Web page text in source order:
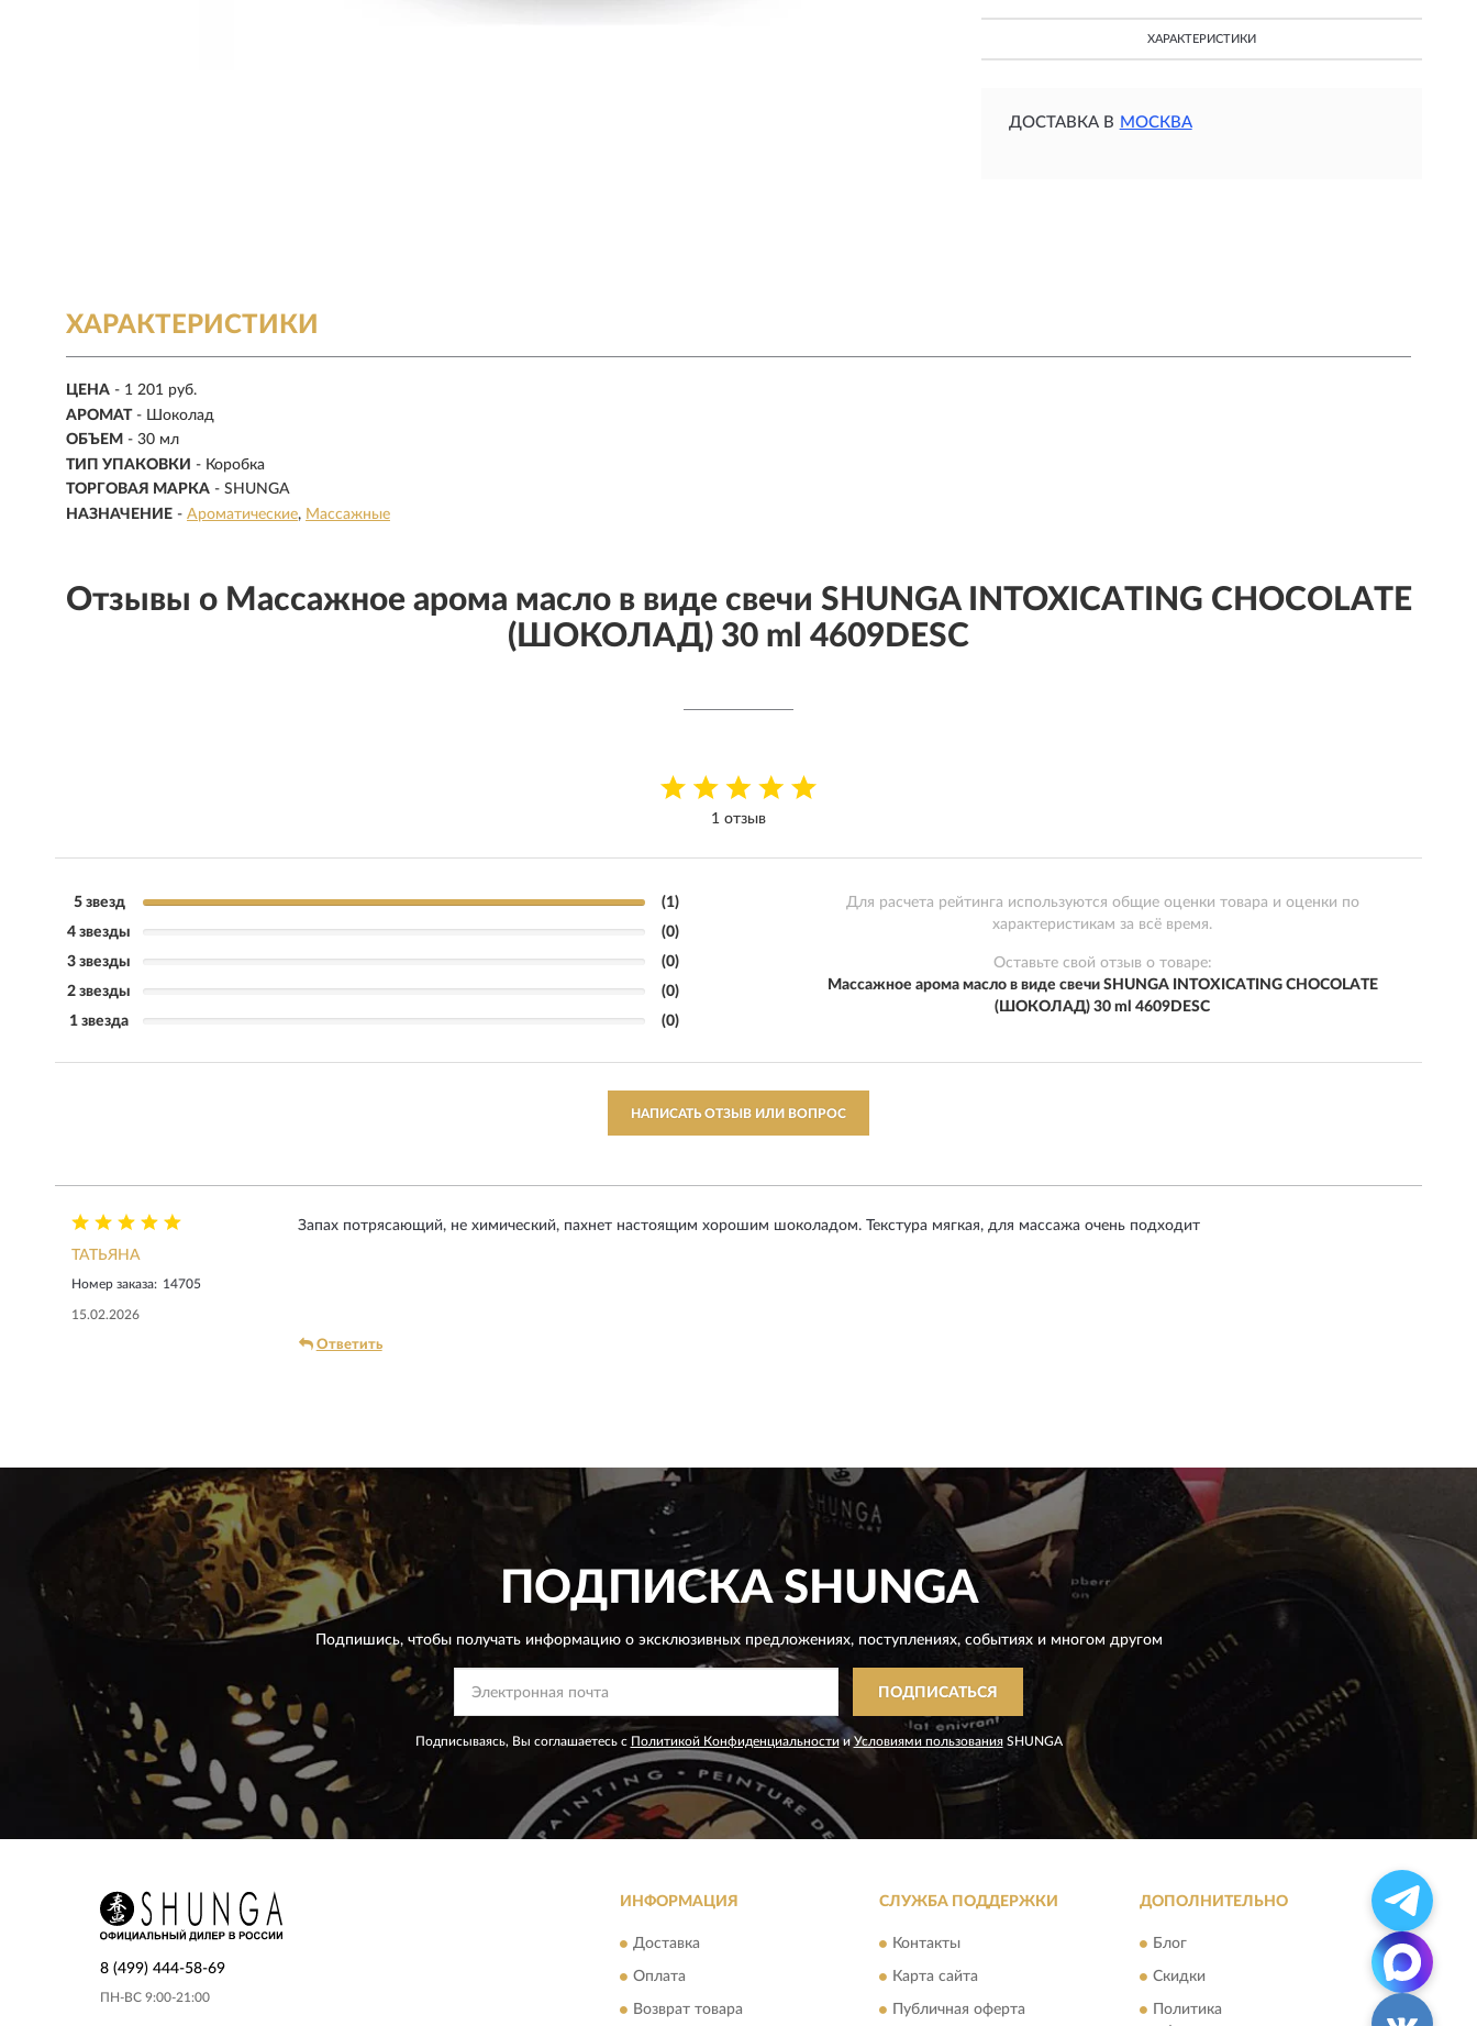
ХАРАКТЕРИСТИКИ
ДОСТАВКА В МОСКВА
ХАРАКТЕРИСТИКИ
ЦЕНА - 1 201 руб.
АРОМАТ - Шоколад
ОБЪЕМ - 30 мл
ТИП УПАКОВКИ - Коробка
ТОРГОВАЯ МАРКА - SHUNGA
НАЗНАЧЕНИЕ - Ароматические Массажные
Отзывы о Массажное арома масло в виде свечи SHUNGA INTOXICATING CHOCOLATE
(ШОКОЛАД) 30 ml 4609DESC
1 отзыв
5 звезд
(1)
4 звезды
(0)
3 звезды
(0)
2 звезды
(0)
1 звезда
(0)
Для расчета рейтинга используются общие оценки товара и оценки по
характеристикам за всё время.
Оставьте свой отзыв о товаре:
Массажное арома масло в виде свечи SHUNGA INTOXICATING CHOCOLATE
(ШОКОЛАД) 30 ml 4609DESC
НАПИСАТЬ ОТЗЫВ ИЛИ ВОПРОС
ТАТЬЯНА
Номер заказа: 14705
15.02.2026
Запах потрясающий, не химический, пахнет настоящим хорошим шоколадом. Текстура мягкая, для массажа очень подходит
Ответить
ПОДПИСКАSHUNGA
Подпишись, чтобы получать информацию о эксклюзивных предложениях,поступлениях, событиях и многом другом
ПОДПИСАТЬСЯ
Подписываясь, Вы соглашаетесь с Политикой Конфиденциальности иУсловиями пользованияSHUNGA
8 (499) 444-58-69
ПН-ВС 9:00-21:00
ИНФОРМАЦИЯ
Доставка
Оплата
Возврат товара
СЛУЖБА ПОДДЕРЖКИ
Контакты
Карта сайта
Публичная оферта
ДОПОЛНИТЕЛЬНО
Блог
Скидки
Политика